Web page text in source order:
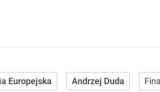
Europejska Andrzej Duda